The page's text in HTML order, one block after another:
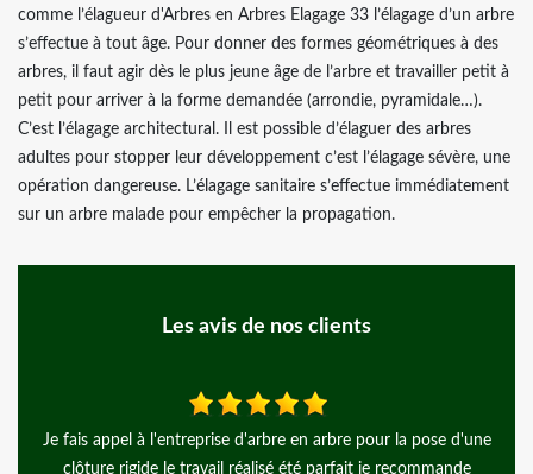
comme l’élagueur d'Arbres en Arbres Elagage 33 l’élagage d’un arbre
s’effectue à tout âge. Pour donner des formes géométriques à des
arbres, il faut agir dès le plus jeune âge de l’arbre et travailler petit à
petit pour arriver à la forme demandée (arrondie, pyramidale…).
C’est l’élagage architectural. Il est possible d’élaguer des arbres
adultes pour stopper leur développement c’est l’élagage sévère, une
opération dangereuse. L’élagage sanitaire s’effectue immédiatement
sur un arbre malade pour empêcher la propagation.
Les avis de nos clients
arbre pour la pose d'une
parfait je recommande
J ai fait appel a Mr Mayer pour la taille
parfait je recommande